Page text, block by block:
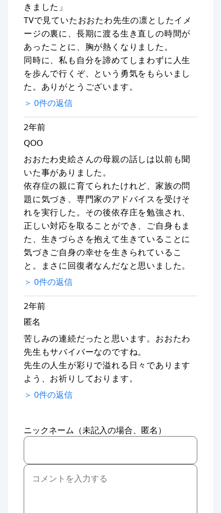
きました」
TVで見ていたおおたわ先生の凛としたイメ
ージの裏に、長期に渡る生き直しの時間が
あったことに、胸が熱くなりました。
同時に、私も自分を諦めてしまわずに人生
を歩んで行くぞ、という勇気をもらいまし
た。ありがとうございます。
＞ 0件の返信
2年前
QOO
おおたわ史絵さんの母親の話しは以前も聞
いた事がありました。
依存症の親に育てられたけれど、家族の問
題に気づき、専門家のアドバイスを受けそ
れを実行した。その後依存庄を勉強され、
正しい対応を取ることができ、ご自身もま
た、生きづらさを抱えて生きていることに
気づきご自身の幸せを生きられているこ
と。まさに回復者なんだなと思いました。
＞ 0件の返信
2年前
匿名
苦しみの連続だったと思います。おおたわ
先生もサバイバーなのですね。
先生の人生が彩りで溢れる日々であります
よう、お祈りしております。
＞ 0件の返信
ニックネーム（未記入の場合、匿名）